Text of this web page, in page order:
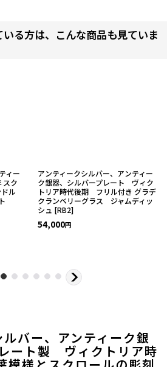
バー、アンティーク銀
ート製 ヴィクトリア時
る方は、こんな商品も見ていま
ィー
スク
ル
アンティークシルバー、アンティー
ク銀器、シルバープレート ヴィク
トリア時代後期 フリル付き グラデ
クランベリーグラス ジャムディッ
シュ [RB2]
54,000円